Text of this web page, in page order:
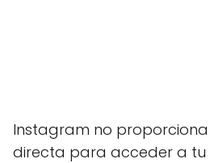
Instagram no
directa para acceder a tu